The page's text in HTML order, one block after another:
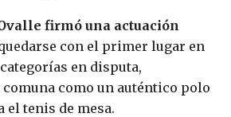
firmó una actuación
con el primer lugar en
en disputa,
como un auténtico polo
el tenis de mesa.